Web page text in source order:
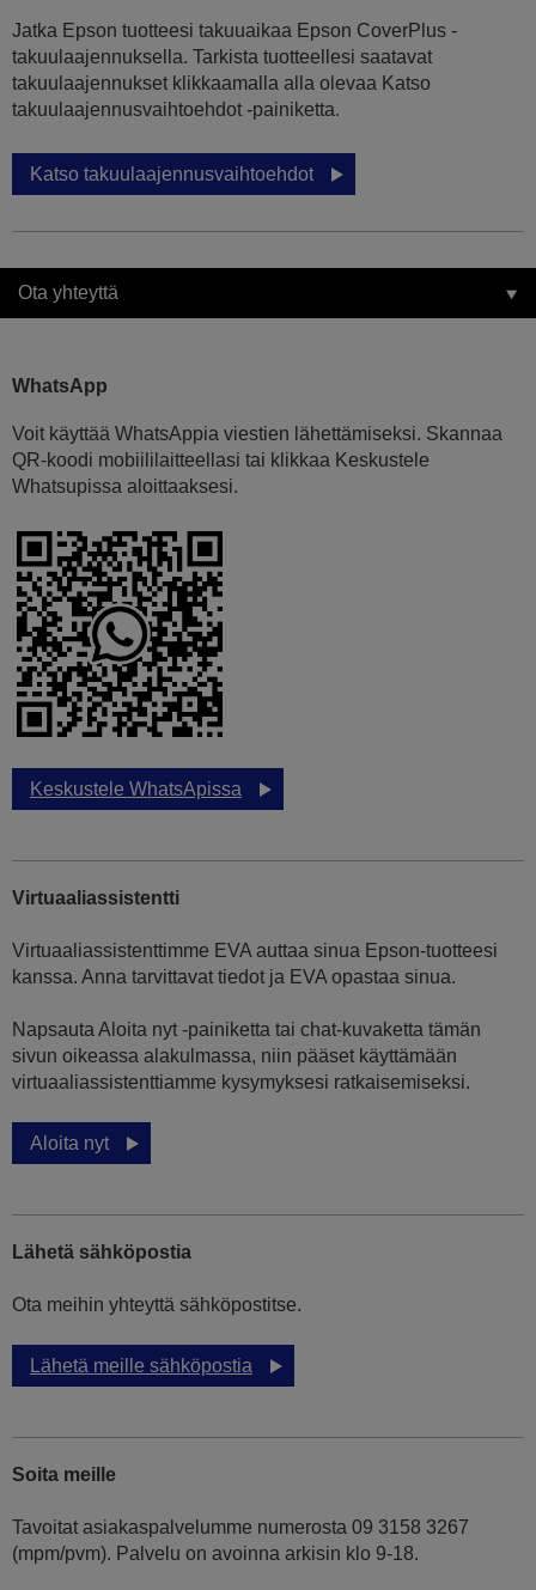
Jatka Epson tuotteesi takuuaikaa Epson CoverPlus -
takuulaajennuksella. Tarkista tuotteellesi saatavat
takuulaajennukset klikkaamalla alla olevaa Katso
takuulaajennusvaihtoehdot -painiketta.
Katso takuulaajennusvaihtoehdot
Ota yhteyttä
WhatsApp
Voit käyttää WhatsAppia viestien lähettämiseksi. Skannaa
QR-koodi mobiililaitteellasi tai klikkaa Keskustele
Whatsupissa aloittaaksesi.
Keskustele WhatsApissa
Virtuaaliassistentti
Virtuaaliassistenttimme EVA auttaa sinua Epson-tuotteesi
kanssa. Anna tarvittavat tiedot ja EVA opastaa sinua.
Napsauta Aloita nyt -painiketta tai chat-kuvaketta tämän
sivun oikeassa alakulmassa, niin pääset käyttämään
virtuaaliassistenttiamme kysymyksesi ratkaisemiseksi.
Aloita nyt
Lähetä sähköpostia
Ota meihin yhteyttä sähköpostitse.
Lähetä meille sähköpostia
Soita meille
Tavoitat asiakaspalvelumme numerosta 09 3158 3267
(mpm/pvm). Palvelu on avoinna arkisin klo 9-18.